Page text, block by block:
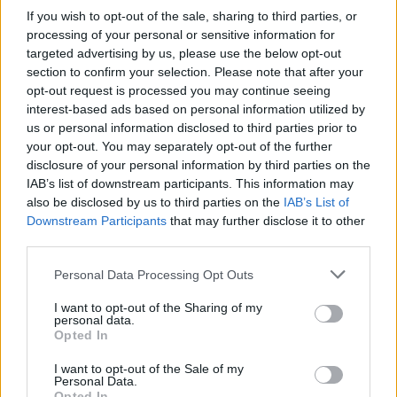
If you wish to opt-out of the sale, sharing to third parties, or
processing of your personal or sensitive information for
targeted advertising by us, please use the below opt-out
section to confirm your selection. Please note that after your
opt-out request is processed you may continue seeing
interest-based ads based on personal information utilized by
us or personal information disclosed to third parties prior to
your opt-out. You may separately opt-out of the further
disclosure of your personal information by third parties on the
IAB’s list of downstream participants. This information may
also be disclosed by us to third parties on the IAB’s List of
Downstream Participants that may further disclose it to other
Personal Data Processing Opt Outs
I want to opt-out of the Sharing of my
personal data.
Opted In
I want to opt-out of the Sale of my
Personal Data.
για τα παιδιά που είδε και η κοινωνική
λειτουργός. Προχώρησε η διαδικασία, τα πήρανε
για μια εβδομάδα, δύο και μετά τα ξαναέδωσαν
πίσω».
«Τους δίναμε ρούχα αλλά φορούσαν
συνέχεια τα ίδια βρώμικα»
Συγκλονιστική είναι και η μαρτυρία μητέρας
συμμαθητών των παιδιών, η οποία περιέγραψε
εικόνες ακραίας παραμέλησης.«Τους δώσαμε
πόσες σακούλες ρούχα, έχει περάσει ολόκληρη η
φορέσουν ένα από τα ρούχα που δώσαμε».
προσπαθούσαν να βοηθήσουν την οικογένεια με